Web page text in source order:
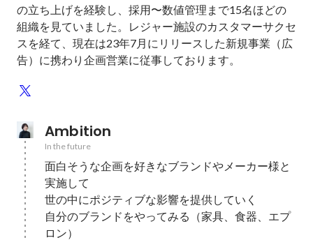
の立ち上げを経験し、採用〜数値管理まで15名ほどの
組織を見ていました。レジャー施設のカスタマーサクセ
スを経て、現在は23年7月にリリースした新規事業（広
告）に携わり企画営業に従事しております。
Ambition
In the future
面白そうな企画を好きなブランドやメーカー様と
実施して
世の中にポジティブな影響を提供していく
自分のブランドをやってみる（家具、食器、エプ
ロン）